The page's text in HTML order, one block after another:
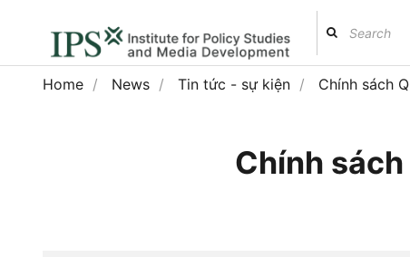
Home News Tin tức - sự kiện Chính sách
Chính